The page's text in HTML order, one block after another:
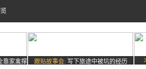
靠家禽撑
跟贴故事会: 写下旅途中被坑的经历